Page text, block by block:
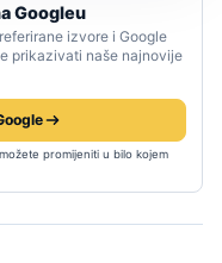
Googleu
izvore i Google
prikazivati naše najnovije
promijeniti u bilo kojem